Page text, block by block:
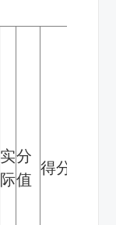
实
际
分
值
得分